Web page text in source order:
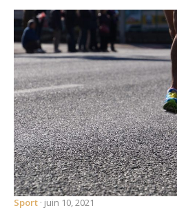
PERSONNAGES (P À
ŒUVRES D’ART I —
DU CÔTÉ DE CHEZ
SWANN
ŒUVRES D’ART II – À
L’OMBRE DES
JEUNES FILLES EN
FLEURS
LES VÉGÉTAUX
PROUSTIENS (DE A
À Z)
Sport · juin 10, 2021